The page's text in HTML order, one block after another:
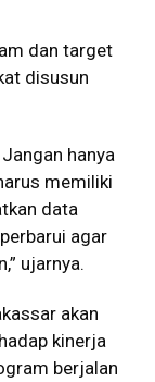
dan target
disusun
hanya
memiliki
data
agar
ujarnya.
akan
kinerja
berjalan